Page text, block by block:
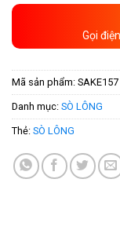
Gọi
Mã sản phẩm: SAKE157
Danh mục: SÒ LÔNG
Thẻ: SÒ LÔNG